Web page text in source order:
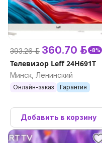
393.26 р. 360.70 р. -8%
Телевизор Leff 24H691T
Минск, Ленинский
Онлайн-заказ Гарантия
Добавить в корзину